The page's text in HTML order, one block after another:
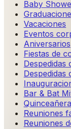
Baby
Vacaciones
Eventos
Aniversarios
Fiestas de
Despedidas
Despedidas
Bar & Bat
Reuniones
Reuniones